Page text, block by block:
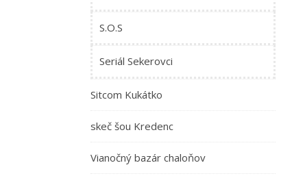
S.O.S
Seriál Sekerovci
Sitcom Kukátko
skeč šou Kredenc
Vianočný bazár chaloňov